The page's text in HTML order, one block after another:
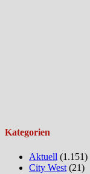
Kategorien
Aktuell (1.151)
City West (21)